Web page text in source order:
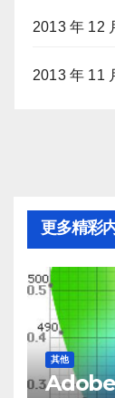
2013 年 12
2013 年 11
更多精彩
其他
Adobe